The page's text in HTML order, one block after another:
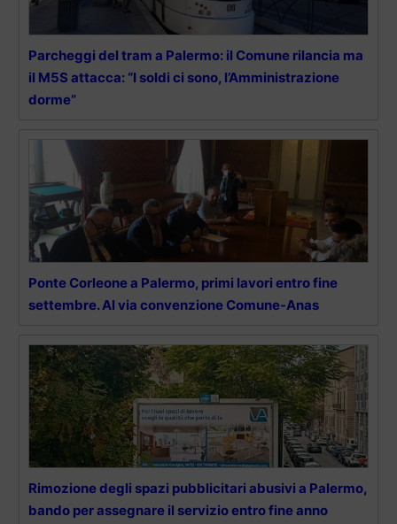
Parcheggi del tram a Palermo: il Comune rilancia ma
il M5S attacca: “I soldi ci sono, l’Amministrazione
dorme”
Ponte Corleone a Palermo, primi lavori entro fine
settembre. Al via convenzione Comune-Anas
Rimozione degli spazi pubblicitari abusivi a Palermo,
bando per assegnare il servizio entro fine anno